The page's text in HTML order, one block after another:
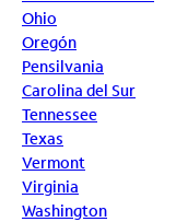
Ohio
Oregón
Pensilvania
Carolina del Sur
Tennessee
Texas
Vermont
Virginia
Washington